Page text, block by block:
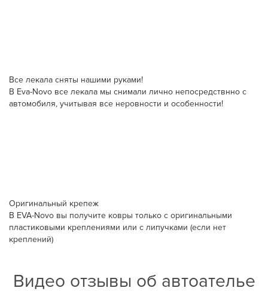
Все лекала сняты нашими руками!
В Eva-Novo все лекала мы снимали лично непосредствнно с
автомобиля, учитывая все неровности и особенности!
Оригинальный крепеж
В EVA-Novo вы получите ковры только с оригинальными
пластиковыми креплениями или с липучками (если нет
креплений)
Видео отзывы об автоателье